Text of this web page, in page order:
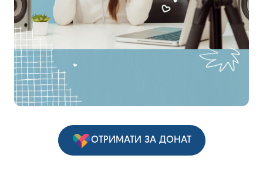
ОТРИМАТИ ЗА ДОНАТ